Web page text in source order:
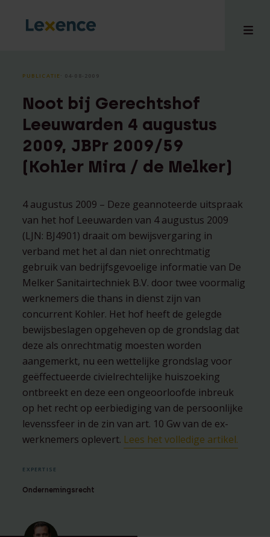
PUBLICATIE⸱ 04-08-2009
Noot bij Gerechtshof
Leeuwarden 4 augustus
2009, JBPr 2009/59
(Kohler Mira / de Melker)
4 augustus 2009 – Deze geannoteerde uitspraak
van het hof Leeuwarden van 4 augustus 2009
(LJN: BJ4901) draait om bewijsvergaring in
verband met het al dan niet onrechtmatig
gebruik van bedrijfsgevoelige informatie van De
Melker Sanitairtechniek B.V. door twee voormalig
werknemers die thans in dienst zijn van
concurrent Kohler. Het hof heeft de gelegde
bewijsbeslagen opgeheven op de grondslag dat
deze als onrechtmatig moesten worden
aangemerkt, nu een wettelijke grondslag voor
geëffectueerde civielrechtelijke huiszoeking
ontbreekt en deze een ongeoorloofde inbreuk
op het recht op eerbiediging van de persoonlijke
levenssfeer in de zin van art. 10 Gw van de ex-
werknemers oplevert. Lees het volledige artikel.
EXPERTISE
Ondernemingsrecht